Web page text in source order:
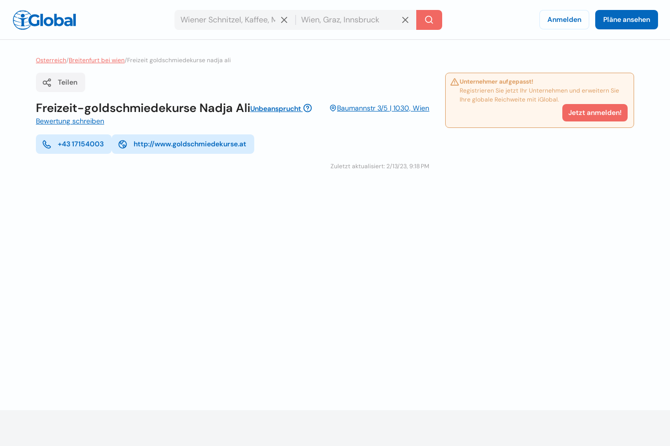
Anmelden Pläne ansehen
Osterreich/Breitenfurt bei wien/Freizeit goldschmiedekurse nadja ali
Teilen
Freizeit-goldschmiedekurse Nadja AliUnbeansprucht
Baumannstr 3/5 | 1030, Wien
Bewertung schreiben
+43 17154003 http://www.goldschmiedekurse.at
Zuletzt aktualisiert: 2/13/23, 9:18 PM
Unternehmer aufgepasst!
Registrieren Sie jetzt Ihr Unternehmen und erweitern Sie
Ihre globale Reichweite mit iGlobal.
Jetzt anmelden!